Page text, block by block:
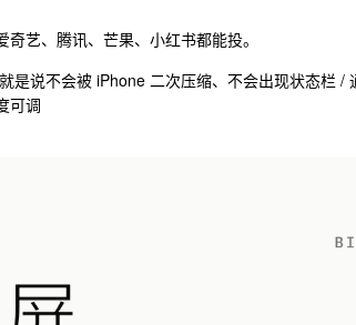
艺、腾讯、芒果、小红书都能投。
说不会被 iPhone 二次压缩、不会出现状态栏 /
可调